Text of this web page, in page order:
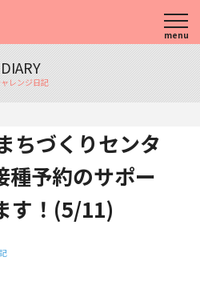
menu
DIARY
レンジ日記
ちづくりセンタ
種予約のサポー
す！(5/11)